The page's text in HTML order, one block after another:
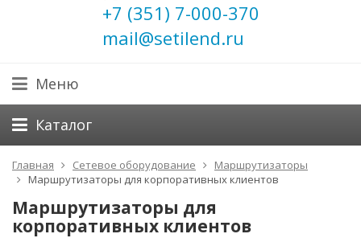
+7 (351) 7-000-370
mail@setilend.ru
Меню
Каталог
Главная Сетевое оборудование
Маршрутизаторы
Маршрутизаторы для корпоративных клиентов
Маршрутизаторы для
корпоративных клиентов